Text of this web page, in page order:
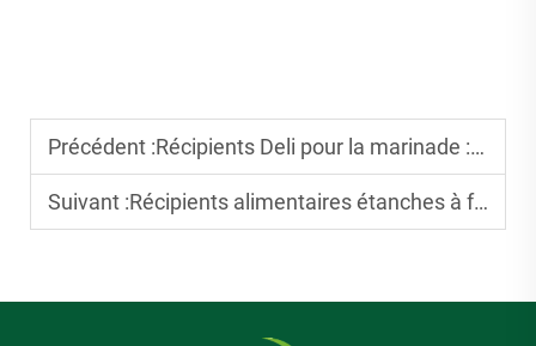
Précédent :Récipients Deli pour la marinade : comment ils simplifient votre routine culinaire
Suivant :Récipients alimentaires étanches à fermeture par rabat : idéaux pour le poulet frit juteux